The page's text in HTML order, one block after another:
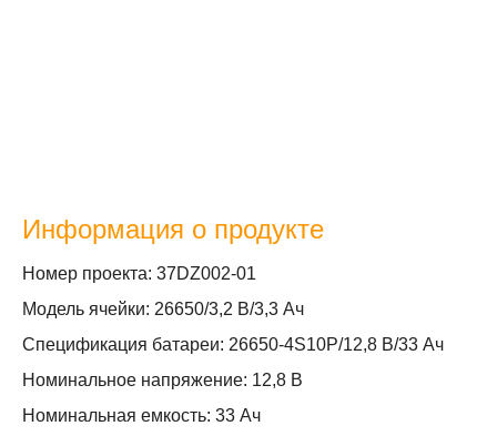
Информация о продукте
Номер проекта: 37DZ002-01
Модель ячейки: 26650/3,2 В/3,3 Ач
Спецификация батареи: 26650-4S10P/12,8 В/33 Ач
Номинальное напряжение: 12,8 В
Номинальная емкость: 33 Ач